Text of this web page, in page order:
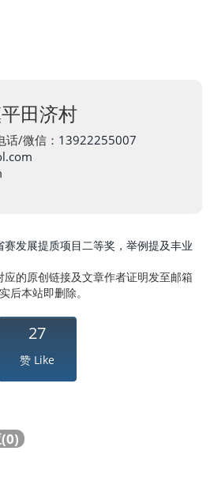
田济村
话/微信： 13922255007
赛发展提质项目二等奖，举例提及丰业
的原创链接及文章作者证明发至邮箱
后本站即删除。
27
赞 Like